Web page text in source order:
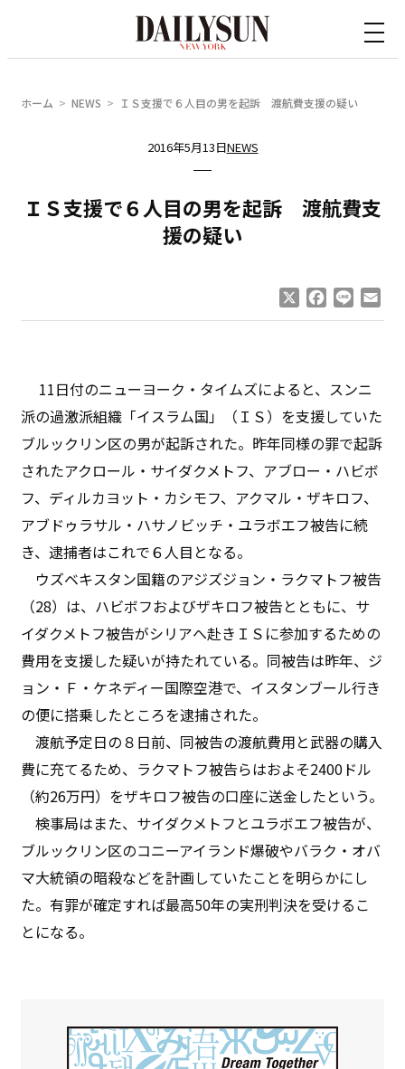
ホーム NEWS ＩＳ支援で６人目の男を起訴 渡航費支援の疑い
2016年5月13日NEWS
ＩＳ支援で６人目の男を起訴 渡航費支
援の疑い
Facebook
Line
11日付のニューヨーク・タイムズによると、スンニ
派の過激派組織「イスラム国」（ＩＳ）を支援していた
ブルックリン区の男が起訴された。昨年同様の罪で起訴
されたアクロール・サイダクメトフ、アブロー・ハビボ
フ、ディルカヨット・カシモフ、アクマル・ザキロフ、
アブドゥラサル・ハサノビッチ・ユラボエフ被告に続
き、逮捕者はこれで６人目となる。
ウズベキスタン国籍のアジズジョン・ラクマトフ被告
（28）は、ハビボフおよびザキロフ被告とともに、サ
イダクメトフ被告がシリアへ赴きＩＳに参加するための
費用を支援した疑いが持たれている。同被告は昨年、ジ
ョン・Ｆ・ケネディー国際空港で、イスタンブール行き
の便に搭乗したところを逮捕された。
渡航予定日の８日前、同被告の渡航費用と武器の購入
費に充てるため、ラクマトフ被告らはおよそ2400ドル
（約26万円）をザキロフ被告の口座に送金したという。
検事局はまた、サイダクメトフとユラボエフ被告が、
ブルックリン区のコニーアイランド爆破やバラク・オバ
マ大統領の暗殺などを計画していたことを明らかにし
た。有罪が確定すれば最高50年の実刑判決を受けるこ
とになる。